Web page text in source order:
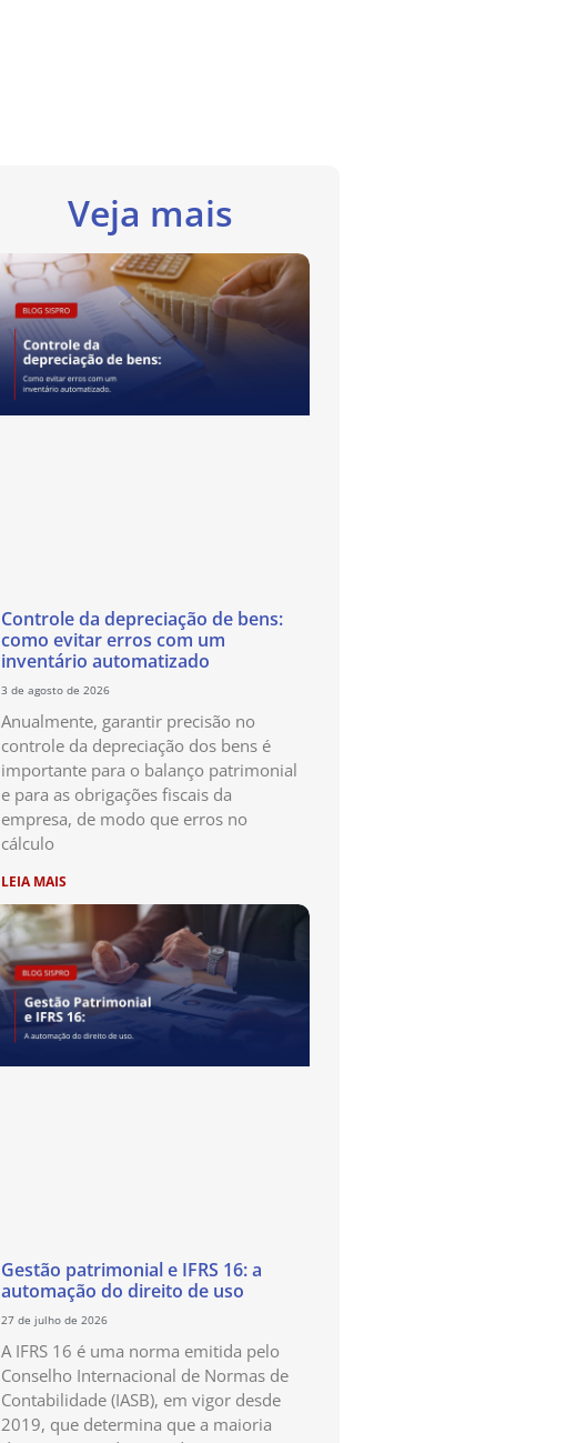
Veja mais
Controle da depreciação de bens:
como evitar erros com um
inventário automatizado
3 de agosto de 2026
Anualmente, garantir precisão no
controle da depreciação dos bens é
importante para o balanço patrimonial
e para as obrigações fiscais da
empresa, de modo que erros no
cálculo
LEIA MAIS
Gestão patrimonial e IFRS 16: a
automação do direito de uso
27 de julho de 2026
A IFRS 16 é uma norma emitida pelo
Conselho Internacional de Normas de
Contabilidade (IASB), em vigor desde
2019, que determina que a maioria